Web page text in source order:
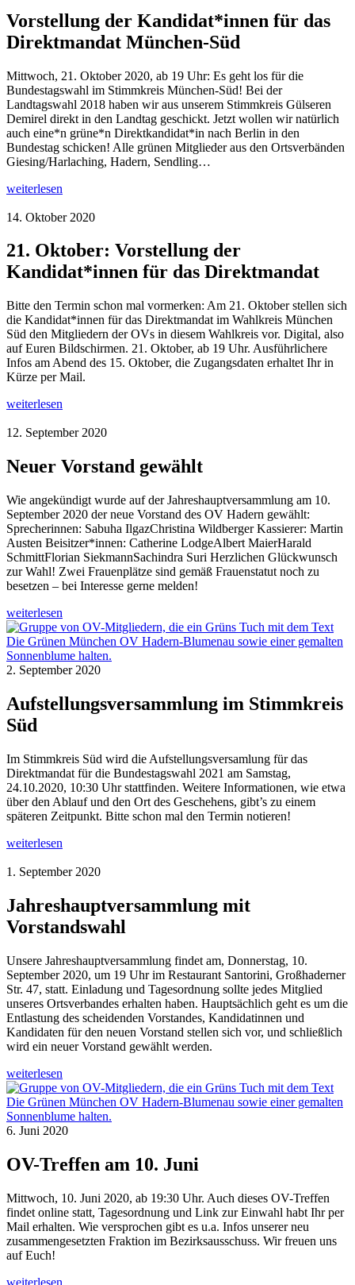
Vorstellung der Kandidat*innen für das
Direktmandat München-Süd
Mittwoch, 21. Oktober 2020, ab 19 Uhr: Es geht los für die
Bundestagswahl im Stimmkreis München-Süd! Bei der
Landtagswahl 2018 haben wir aus unserem Stimmkreis Gülseren
Demirel direkt in den Landtag geschickt. Jetzt wollen wir natürlich
auch eine*n grüne*n Direktkandidat*in nach Berlin in den
Bundestag schicken! Alle grünen Mitglieder aus den Ortsverbänden
Giesing/Harlaching, Hadern, Sendling…
weiterlesen
14. Oktober 2020
21. Oktober: Vorstellung der
Kandidat*innen für das Direktmandat
Bitte den Termin schon mal vormerken: Am 21. Oktober stellen sich
die Kandidat*innen für das Direktmandat im Wahlkreis München
Süd den Mitgliedern der OVs in diesem Wahlkreis vor. Digital, also
auf Euren Bildschirmen. 21. Oktober, ab 19 Uhr. Ausführlichere
Infos am Abend des 15. Oktober, die Zugangsdaten erhaltet Ihr in
Kürze per Mail.
weiterlesen
12. September 2020
Neuer Vorstand gewählt
Wie angekündigt wurde auf der Jahreshauptversammlung am 10.
September 2020 der neue Vorstand des OV Hadern gewählt:
Sprecherinnen: Sabuha IlgazChristina Wildberger Kassierer: Martin
Austen Beisitzer*innen: Catherine LodgeAlbert MaierHarald
SchmittFlorian SiekmannSachindra Suri Herzlichen Glückwunsch
zur Wahl! Zwei Frauenplätze sind gemäß Frauenstatut noch zu
besetzen – bei Interesse gerne melden!
weiterlesen
2. September 2020
Aufstellungsversammlung im Stimmkreis
Süd
Im Stimmkreis Süd wird die Aufstellungsversamlung für das
Direktmandat für die Bundestagswahl 2021 am Samstag,
24.10.2020, 10:30 Uhr stattfinden. Weitere Informationen, wie etwa
über den Ablauf und den Ort des Geschehens, gibt’s zu einem
späteren Zeitpunkt. Bitte schon mal den Termin notieren!
weiterlesen
1. September 2020
Jahreshauptversammlung mit
Vorstandswahl
Unsere Jahreshauptversammlung findet am, Donnerstag, 10.
September 2020, um 19 Uhr im Restaurant Santorini, Großhaderner
Str. 47, statt. Einladung und Tagesordnung sollte jedes Mitglied
unseres Ortsverbandes erhalten haben. Hauptsächlich geht es um die
Entlastung des scheidenden Vorstandes, Kandidatinnen und
Kandidaten für den neuen Vorstand stellen sich vor, und schließlich
wird ein neuer Vorstand gewählt werden.
weiterlesen
6. Juni 2020
OV-Treffen am 10. Juni
Mittwoch, 10. Juni 2020, ab 19:30 Uhr. Auch dieses OV-Treffen
findet online statt, Tagesordnung und Link zur Einwahl habt Ihr per
Mail erhalten. Wie versprochen gibt es u.a. Infos unserer neu
zusammengesetzten Fraktion im Bezirksausschuss. Wir freuen uns
auf Euch!
weiterlesen